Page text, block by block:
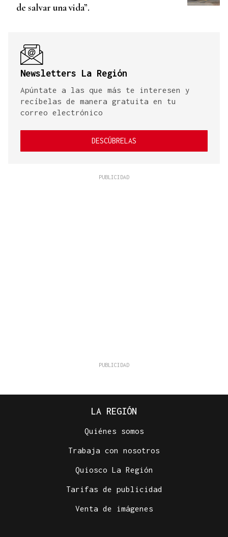
de salvar una vida”.
Newsletters La Región
Apúntate a las que más te interesen y
recíbelas de manera gratuita en tu
correo electrónico
DESCÚBRELAS
LA REGIÓN
Quiénes somos
Trabaja con nosotros
Quiosco La Región
Tarifas de publicidad
Venta de imágenes